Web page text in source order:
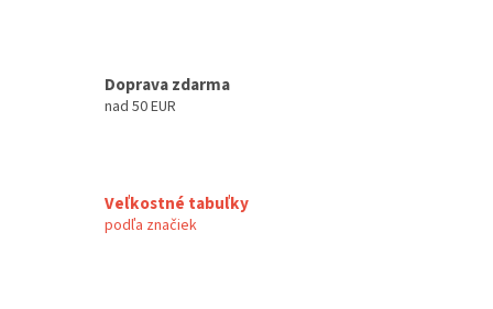
Doprava zdarma
nad 50 EUR
Veľkostné tabuľky
podľa značiek